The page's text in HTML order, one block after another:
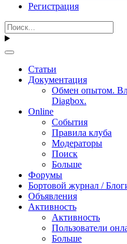
Регистрация
Статьи
Документация
Обмен опытом.
Diagbox.
Online
События
Правила клуба
Модераторы
Поиск
Больше
Форумы
Бортовой журнал /
Объявления
Активность
Активность
Пользователи
Больше